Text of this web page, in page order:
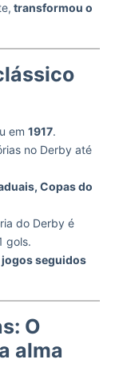
transformou o
em 1917.
no Derby até
Copas do
do Derby é
gols.
jogos seguidos
O
alma